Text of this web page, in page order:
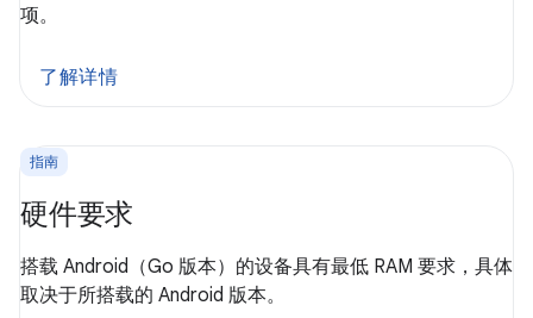
项。
了解详情
指南
硬件要求
搭载 Android（Go 版本）的设备具有最低 RAM 要求，具体
取决于所搭载的 Android 版本。